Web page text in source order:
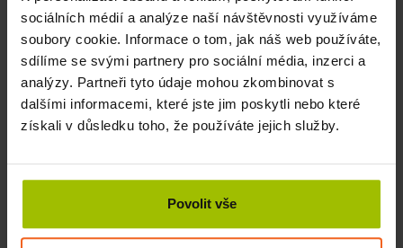
sociálních médií a analýze naší návštěvnosti využíváme
soubory cookie. Informace o tom, jak náš web používáte,
sdílíme se svými partnery pro sociální média, inzerci a
analýzy. Partneři tyto údaje mohou zkombinovat s
dalšími informacemi, které jste jim poskytli nebo které
získali v důsledku toho, že používáte jejich služby.
Povolit vše
Související produkty
Posilovač prstů DIGI-FLEX, 4,1-14,1 kg, černý
SKLADEM
846 Kč 940 Kč
1620 Kč